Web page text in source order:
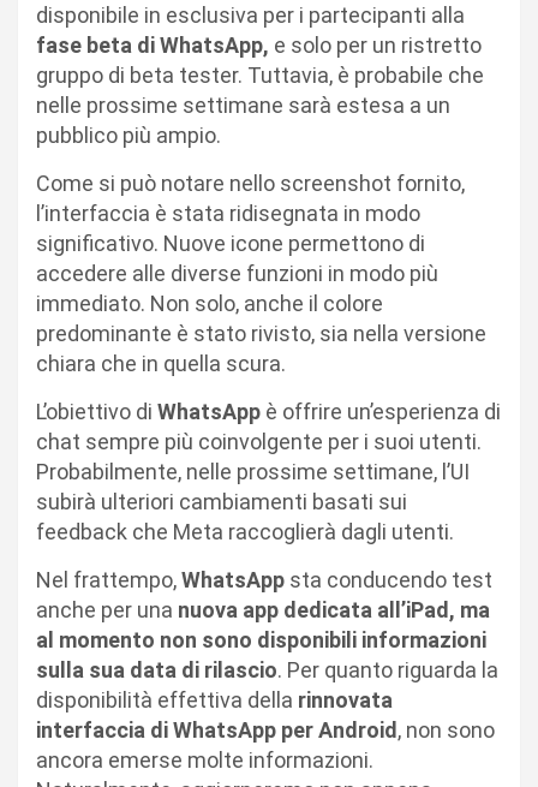
disponibile in esclusiva per i partecipanti alla
fase beta di WhatsApp, e solo per un ristretto
gruppo di beta tester. Tuttavia, è probabile che
nelle prossime settimane sarà estesa a un
pubblico più ampio.
Come si può notare nello screenshot fornito,
l’interfaccia è stata ridisegnata in modo
significativo. Nuove icone permettono di
accedere alle diverse funzioni in modo più
immediato. Non solo, anche il colore
predominante è stato rivisto, sia nella versione
chiara che in quella scura.
L’obiettivo di WhatsApp è offrire un’esperienza di
chat sempre più coinvolgente per i suoi utenti.
Probabilmente, nelle prossime settimane, l’UI
subirà ulteriori cambiamenti basati sui
feedback che Meta raccoglierà dagli utenti.
Nel frattempo,WhatsApp sta conducendo test
anche per una nuova app dedicata all’iPad, ma
al momento non sono disponibili informazioni
sulla sua data di rilascio. Per quanto riguarda la
disponibilità effettiva della rinnovata
interfaccia di WhatsApp per Android, non sono
ancora emerse molte informazioni.